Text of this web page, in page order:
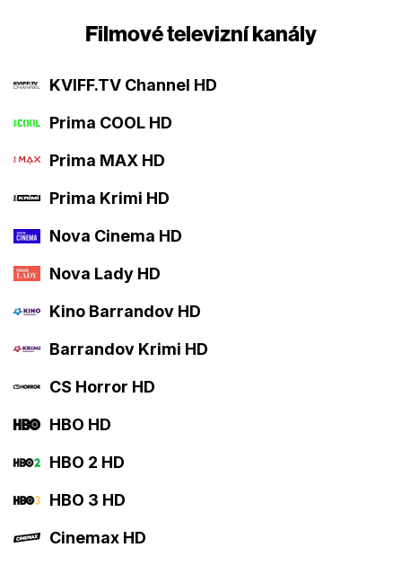
Filmové televizní kanály
KVIFF.TV Channel HD
Prima COOL HD
Prima MAX HD
Prima Krimi HD
Nova Cinema HD
Nova Lady HD
Kino Barrandov HD
Barrandov Krimi HD
CS Horror HD
HBO HD
HBO 2 HD
HBO 3 HD
Cinemax HD